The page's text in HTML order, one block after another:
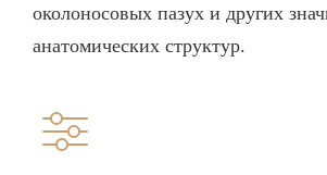
околоносовых пазух и других
анатомических структур.